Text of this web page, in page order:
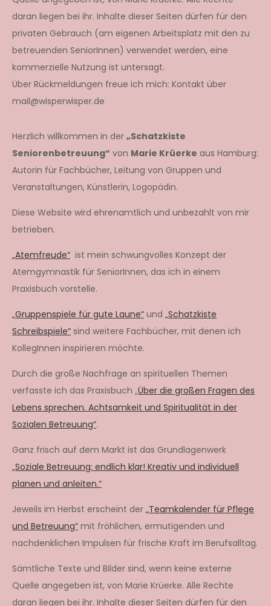
daran liegen bei ihr. Inhalte dieser Seiten dürfen für den
privaten Gebrauch (am eigenen Arbeitsplatz mit den zu
betreuenden SeniorInnen) verwendet werden, eine
kommerzielle Nutzung ist untersagt.
Über Rückmeldungen freue ich mich: Kontakt über
mail@wisperwisper.de
Herzlich willkommen in der „Schatzkiste
Seniorenbetreuung“ von Marie Krüerke aus Hamburg:
Autorin für Fachbücher, Leitung von Gruppen und
Veranstaltungen, Künstlerin, Logopädin.
Diese Website wird ehrenamtlich und unbezahlt von mir
betrieben.
„Atemfreude“ ist mein schwungvolles Konzept der
Atemgymnastik für SeniorInnen, das ich in einem
Praxisbuch vorstelle.
„Gruppenspiele für gute Laune“ und „Schatzkiste
Schreibspiele“ sind weitere Fachbücher, mit denen ich
KollegInnen inspirieren möchte.
Durch die große Nachfrage an spirituellen Themen
verfasste ich das Praxisbuch „Über die großen Fragen des
Lebens sprechen. Achtsamkeit und Spiritualität in der
Sozialen Betreuung“.
Ganz frisch auf dem Markt ist das Grundlagenwerk
„Soziale Betreuung: endlich klar! Kreativ und individuell
planen und anleiten.“
Jeweils im Herbst erscheint der „Teamkalender für Pflege
und Betreuung“ mit fröhlichen, ermutigenden und
nachdenklichen Impulsen für frische Kraft im Berufsalltag.
Sämtliche Texte und Bilder sind, wenn keine externe
Quelle angegeben ist, von Marie Krüerke. Alle Rechte
daran liegen bei ihr. Inhalte dieser Seiten dürfen für den